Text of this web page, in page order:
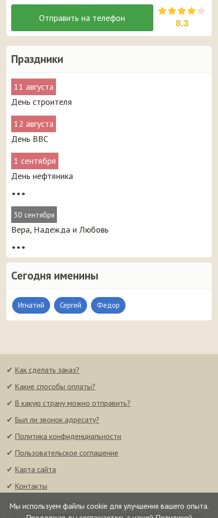
Праздники
11 августа
День строителя
12 августа
День ВВС
1 сентября
День нефтяника
•••
30 сентября
Вера, Надежда и Любовь
•••
Сегодня именины
Игнатий Сергей Федор
8.3
Мы используем файлы cookie для улучшения вашего опыта.
✔ Как сделать заказ?
✔ Какие способы оплаты?
✔ В какую страну можно отправить?
✔ Был ли звонок адресату?
✔ Политика конфиденциальности
✔ Пользовательское соглашение
✔ Карта сайта
✔ Контакты
© 2008–2026 FunCalls.ru
На странице размещены авторские материалы. Мы будем